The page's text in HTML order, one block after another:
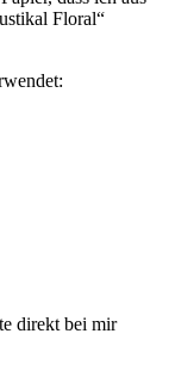
Floral“
direkt bei mir